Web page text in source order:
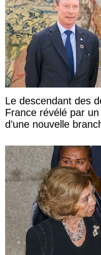
Le descendant des
France révélé par
d’une nouvelle